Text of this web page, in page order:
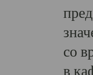
со
в